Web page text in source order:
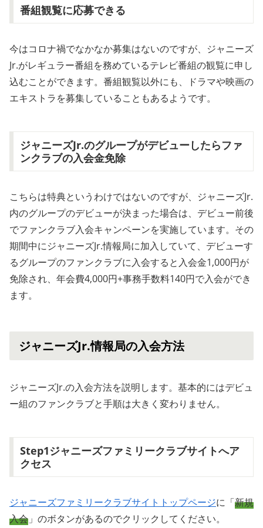
番組観覧に応募できる
今はコロナ禍でなかなか募集はないのですが、ジャニーズ
Jr.がレギュラー番組を務めているテレビ番組の観覧に申し
込むことができます。番組観覧以外にも、ドラマや映画の
エキストラを募集していることもあるようです。
ジャニーズJr.のグループがデビューしたらファ
ンクラブの入会金免除
こちらは特典というわけではないのですが、ジャニーズJr.
内のグループのデビューが決まった場合は、デビュー前後
でファンクラブ入会キャンペーンを実施しています。その
期間中にジャニーズJr.情報局に加入していて、デビューす
るグループのファンクラブに入会すると入会金1,000円が
免除され、年会費4,000円+事務手数料140円で入会ができ
ます。
ジャニーズJr.情報局の入会方法
ジャニーズJr.の入会方法を説明します。基本的にはデビュ
ー組のファンクラブと手順は大きく変わりません。
Step1ジャニーズファミリークラブサイトへア
クセス
ジャニーズファミリークラブサイトトップページに「新規
入会 」のボタンがあるのでクリックしてください。